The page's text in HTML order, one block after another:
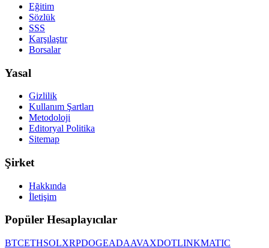
Eğitim
Sözlük
SSS
Karşılaştır
Borsalar
Yasal
Gizlilik
Kullanım Şartları
Metodoloji
Editoryal Politika
Sitemap
Şirket
Hakkında
İletişim
Popüler Hesaplayıcılar
BTCETHSOLXRPDOGEADAAVAXDOTLINKMATIC